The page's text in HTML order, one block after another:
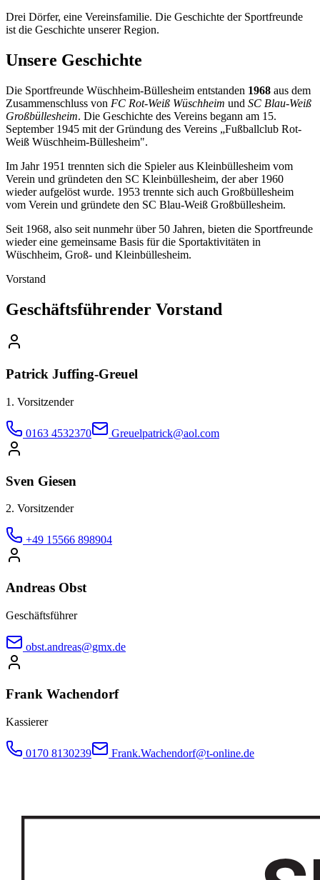
Drei Dörfer, eine Vereinsfamilie. Die Geschichte der Sportfreunde
ist die Geschichte unserer Region.
Unsere Geschichte
Die Sportfreunde Wüschheim-Büllesheim entstanden 1968 aus dem
Zusammenschluss von FC Rot-Weiß Wüschheim und SC Blau-Weiß
Großbüllesheim. Die Geschichte des Vereins begann am 15.
September 1945 mit der Gründung des Vereins „Fußballclub Rot-
Weiß Wüschheim-Büllesheim".
Im Jahr 1951 trennten sich die Spieler aus Kleinbüllesheim vom
Verein und gründeten den SC Kleinbüllesheim, der aber 1960
wieder aufgelöst wurde. 1953 trennte sich auch Großbüllesheim
vom Verein und gründete den SC Blau-Weiß Großbüllesheim.
Seit 1968, also seit nunmehr über 50 Jahren, bieten die Sportfreunde
wieder eine gemeinsame Basis für die Sportaktivitäten in
Wüschheim, Groß- und Kleinbüllesheim.
Vorstand
Geschäftsführender Vorstand
Patrick Juffing-Greuel
1. Vorsitzender
0163 4532370 Greuelpatrick@aol.com
Sven Giesen
2. Vorsitzender
+49 15566 898904
Andreas Obst
Geschäftsführer
obst.andreas@gmx.de
Frank Wachendorf
Kassierer
0170 8130239 Frank.Wachendorf@t-online.de